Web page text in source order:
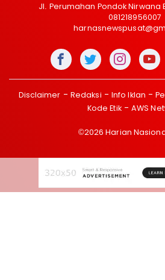
Jl. Perumahan Pondok Nirwana
081218956007
Disclaimer Redaksi Info Iklan
Kode Etik
AWS
©2026 Harian